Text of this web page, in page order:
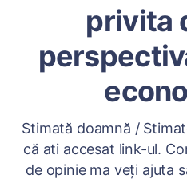
privita
Stimată doamnă /
că ati accesat link-ul.
de opinie ma veți ajuta